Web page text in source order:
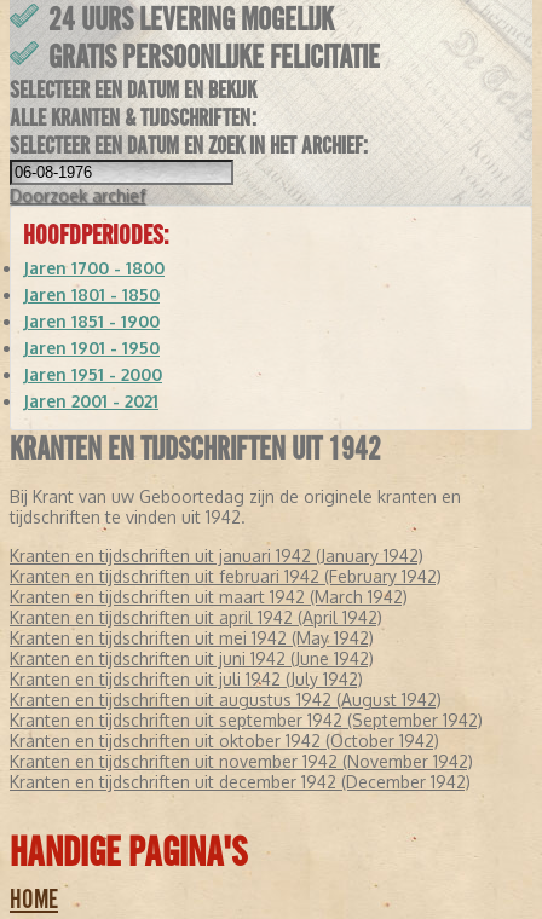
24 UURS LEVERING MOGELIJK
GRATIS PERSOONLIJKE FELICITATIE
SELECTEER EEN DATUM EN BEKIJK
ALLE KRANTEN & TIJDSCHRIFTEN:
SELECTEER EEN DATUM EN ZOEK IN HET ARCHIEF:
Doorzoek archief
HOOFDPERIODES:
Jaren 1700 - 1800
Jaren 1801 - 1850
Jaren 1851 - 1900
Jaren 1901 - 1950
Jaren 1951 - 2000
Jaren 2001 - 2021
KRANTEN EN TIJDSCHRIFTEN UIT 1942
Bij Krant van uw Geboortedag zijn de originele kranten en
tijdschriften te vinden uit 1942.
Kranten en tijdschriften uit januari 1942 (January 1942)
Kranten en tijdschriften uit februari 1942 (February 1942)
Kranten en tijdschriften uit maart 1942 (March 1942)
Kranten en tijdschriften uit april 1942 (April 1942)
Kranten en tijdschriften uit mei 1942 (May 1942)
Kranten en tijdschriften uit juni 1942 (June 1942)
Kranten en tijdschriften uit juli 1942 (July 1942)
Kranten en tijdschriften uit augustus 1942 (August 1942)
Kranten en tijdschriften uit september 1942 (September 1942)
Kranten en tijdschriften uit oktober 1942 (October 1942)
Kranten en tijdschriften uit november 1942 (November 1942)
Kranten en tijdschriften uit december 1942 (December 1942)
HANDIGE PAGINA'S
HOME